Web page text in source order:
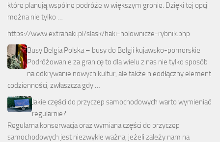
które planują wspólne podróże w większym gronie. Dzięki tej opcji
można nie tylko …
https://www.extrahaki.pl/slask/haki-holownicze-rybnik.php
Busy Belgia Polska – busy do Belgii kujawsko-pomorskie
Podróżowanie za granicę to dla wielu z nas nie tylko sposób
na odkrywanie nowych kultur, ale także nieodłączny element
codzienności, zwłaszcza gdy …
Jakie części do przyczep samochodowych warto wymieniać
regularnie?
Regularna konserwacja oraz wymiana części do przyczep
samochodowych jest niezwykle ważna, jeżeli zależy nam na